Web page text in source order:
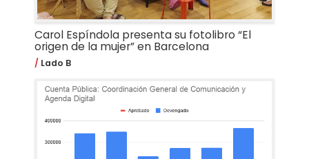
Carol Espíndola presenta su fotolibro “El
origen de la mujer” en Barcelona
Lado B